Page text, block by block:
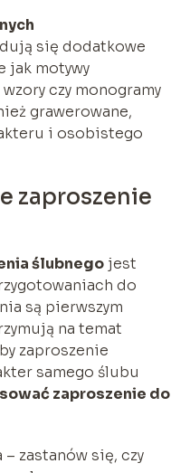
się dodatkowe
jak motywy
czy monogramy
grawerowane,
i osobistego
zaproszenie
ślubnegojest
do
są pierwszym
na temat
zaproszenie
samego ślubu
zaproszenie do
zastanów się, czy